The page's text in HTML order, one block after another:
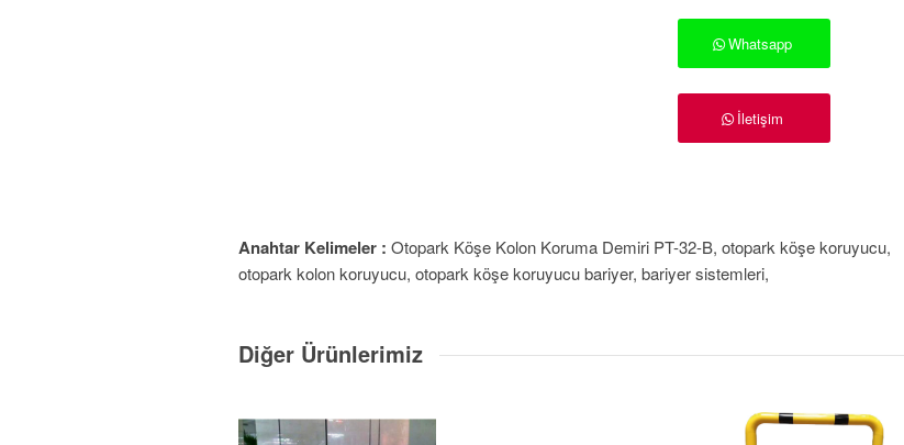
Whatsapp
İletişim
Anahtar Kelimeler : Otopark Köşe Kolon Koruma Demiri PT-32-B, otopark köşe koruyucu,
otopark kolon koruyucu, otopark köşe koruyucu bariyer, bariyer sistemleri,
Diğer Ürünlerimiz